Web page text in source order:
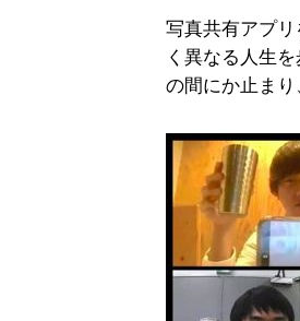
写真共有アプ
く異なる人生
の間にか止まり